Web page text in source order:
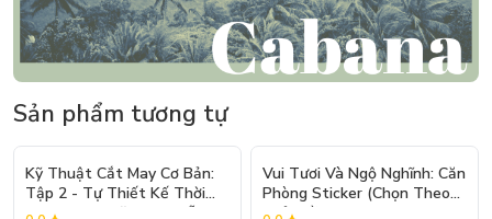
Sản phẩm tương tự
- 10%
Kỹ Thuật Cắt May Cơ Bản:
Tập 2 - Tự Thiết Kế Thời
Trang Nam Nữ - Tạo Mẫu
Vui Tươi Và Ngộ Nghĩnh: Căn
Phòng Sticker (Chọn Theo
Chủ Đề) - Hơn 250 Sticker